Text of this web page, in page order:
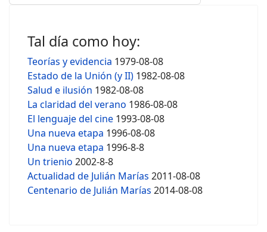
Tal día como hoy:
Teorías y evidencia 1979-08-08
Estado de la Unión (y II) 1982-08-08
Salud e ilusión 1982-08-08
La claridad del verano 1986-08-08
El lenguaje del cine 1993-08-08
Una nueva etapa 1996-08-08
Una nueva etapa 1996-8-8
Un trienio 2002-8-8
Actualidad de Julián Marías 2011-08-08
Centenario de Julián Marías 2014-08-08